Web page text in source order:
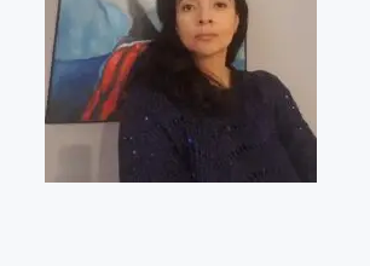
Política de cookies
Expositions
Bruit de gommettes Paris 2025